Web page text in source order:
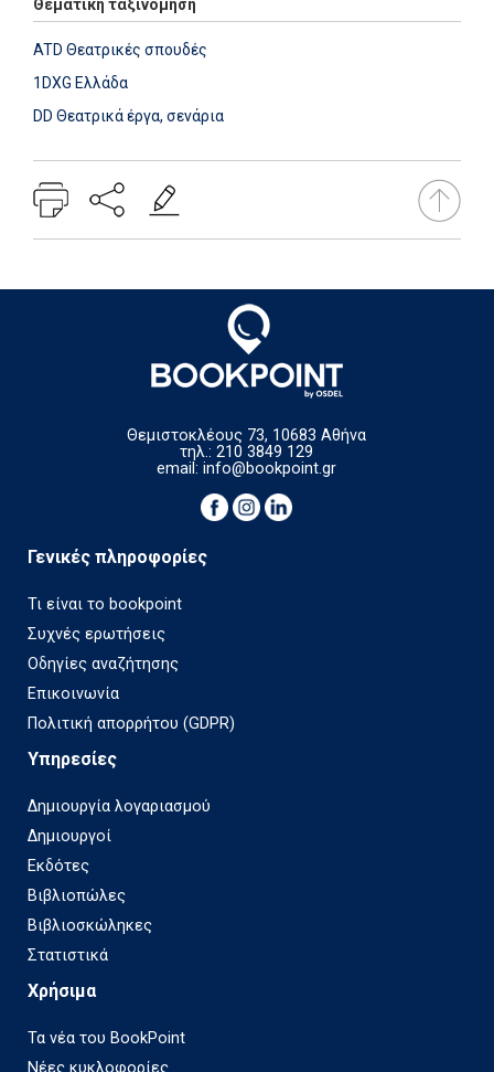
Θεματική ταξινόμηση
ATD Θεατρικές σπουδές
1DXG Ελλάδα
DD Θεατρικά έργα, σενάρια
Θεμιστοκλέους 73, 10683 Αθήνα
τηλ.: 210 3849 129
email:info@bookpoint.gr
Γενικές πληροφορίες
Τι είναι το bookpoint
Συχνές ερωτήσεις
Οδηγίες αναζήτησης
Επικοινωνία
Πολιτική απορρήτου (GDPR)
Υπηρεσίες
Δημιουργία λογαριασμού
Δημιουργοί
Εκδότες
Βιβλιοπώλες
Βιβλιοσκώληκες
Στατιστικά
Χρήσιμα
Τα νέα του BookPoint
Νέες κυκλοφορίες